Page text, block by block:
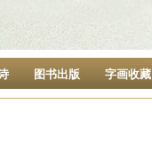
图书出版 字画收藏